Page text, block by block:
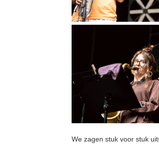
We zagen stuk voor stuk